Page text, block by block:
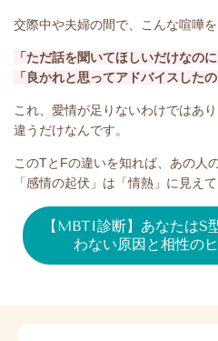
交際中や夫婦の間で、こんな喧嘩
「ただ話を聞いてほしいだけなの
「良かれと思ってアドバイスした
これ、愛情が足りないわけではあり
違うだけなんです。
このTとFの違いを知れば、あの人
「感情の起伏」は「情熱」に見え
【MBTI診断】あなたはS
わない原因と相性の